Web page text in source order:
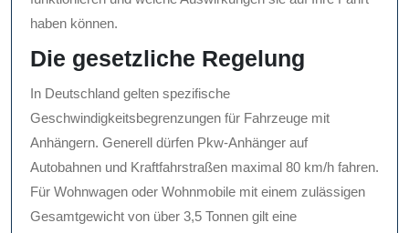
haben können.
Die gesetzliche Regelung
In Deutschland gelten spezifische
Geschwindigkeitsbegrenzungen für Fahrzeuge mit
Anhängern. Generell dürfen Pkw-Anhänger auf
Autobahnen und Kraftfahrstraßen maximal 80 km/h fahren.
Für Wohnwagen oder Wohnmobile mit einem zulässigen
Gesamtgewicht von über 3,5 Tonnen gilt eine